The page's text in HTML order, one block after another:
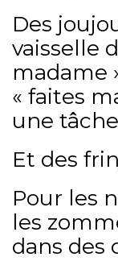
Des
vaisselle
madame
« faites
une
Et des
Pour les
les
dans des